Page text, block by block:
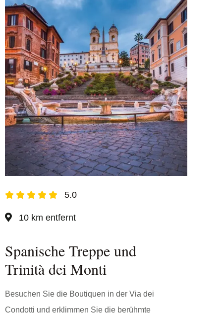
5.0
10 km entfernt
Spanische Treppe und
Trinità dei Monti
Besuchen Sie die Boutiquen in der Via dei
Condotti und erklimmen Sie die berühmte